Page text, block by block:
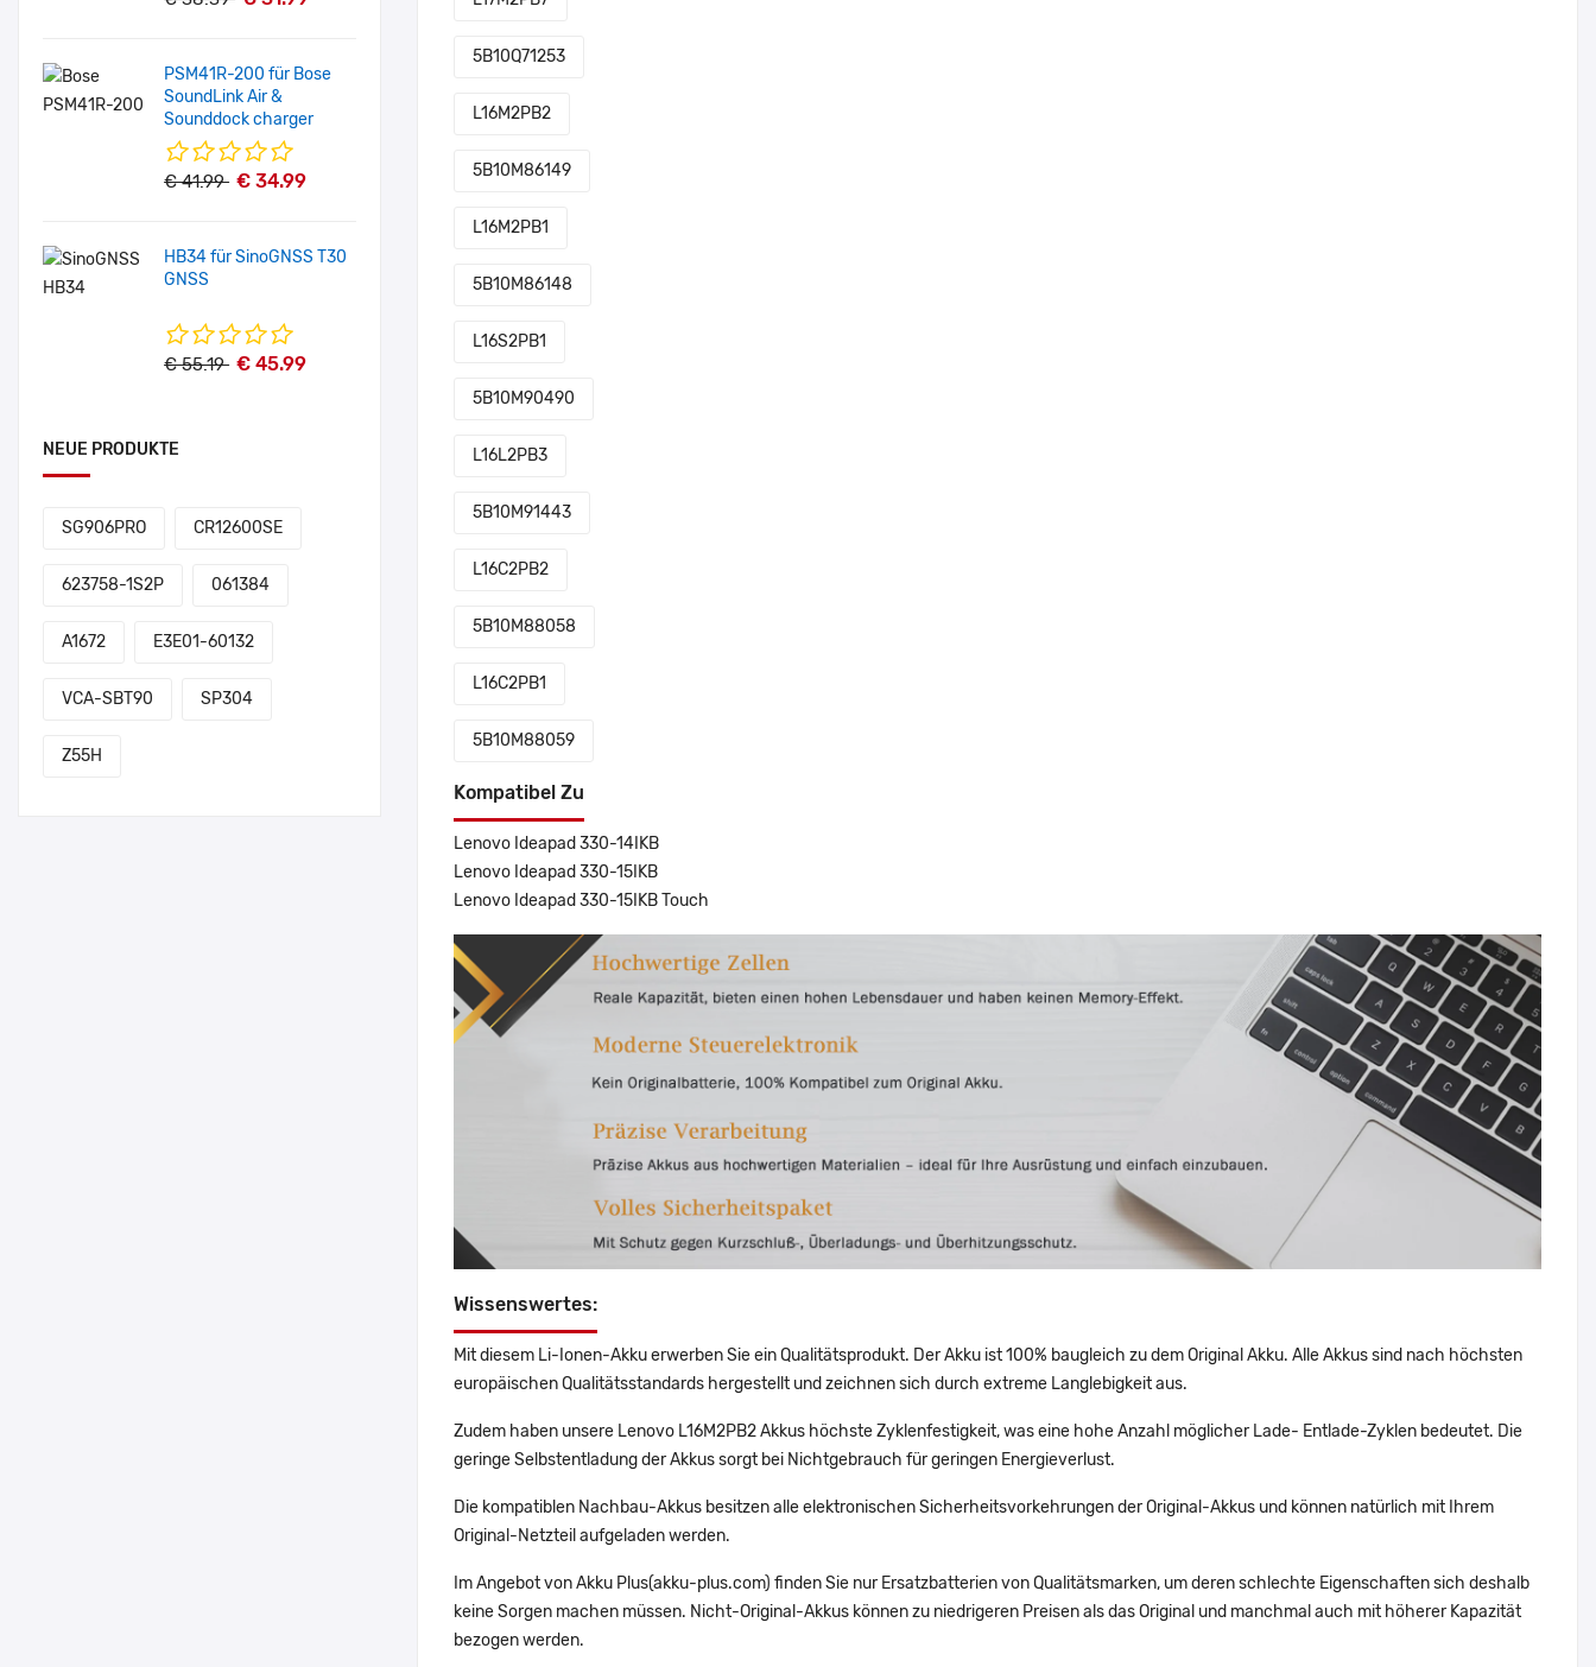
PSM41R-200 für Bose
SoundLink Air &
Sounddock charger
€ 41.99 € 34.99
HB34 für SinoGNSS T30
GNSS
€ 55.19 € 45.99
NEUE PRODUKTE
SG906PRO CR12600SE
623758-1S2P 061384
A1672 E3E01-60132
VCA-SBT90 SP304
Z55H
5B10Q71253
L16M2PB2
5B10M86149
L16M2PB1
5B10M86148
L16S2PB1
5B10M90490
L16L2PB3
5B10M91443
L16C2PB2
5B10M88058
L16C2PB1
5B10M88059
Kompatibel Zu
Lenovo Ideapad 330-14IKB
Lenovo Ideapad 330-15IKB
Lenovo Ideapad 330-15IKB Touch
Wissenswertes:
Mit diesem Li-Ionen-Akku erwerben Sie ein Qualitätsprodukt. Der Akku ist 100% baugleich zu dem Original Akku. Alle Akkus sind nach höchsten
europäischen Qualitätsstandards hergestellt und zeichnen sich durch extreme Langlebigkeit aus.
Zudem haben unsere Lenovo L16M2PB2 Akkus höchste Zyklenfestigkeit, was eine hohe Anzahl möglicher Lade- Entlade-Zyklen bedeutet. Die
geringe Selbstentladung der Akkus sorgt bei Nichtgebrauch für geringen Energieverlust.
Die kompatiblen Nachbau-Akkus besitzen alle elektronischen Sicherheitsvorkehrungen der Original-Akkus und können natürlich mit Ihrem
Original-Netzteil aufgeladen werden.
Im Angebot von Akku Plus(akku-plus.com) finden Sie nur Ersatzbatterien von Qualitätsmarken, um deren schlechte Eigenschaften sich deshalb
keine Sorgen machen müssen. Nicht-Original-Akkus können zu niedrigeren Preisen als das Original und manchmal auch mit höherer Kapazität
bezogen werden.